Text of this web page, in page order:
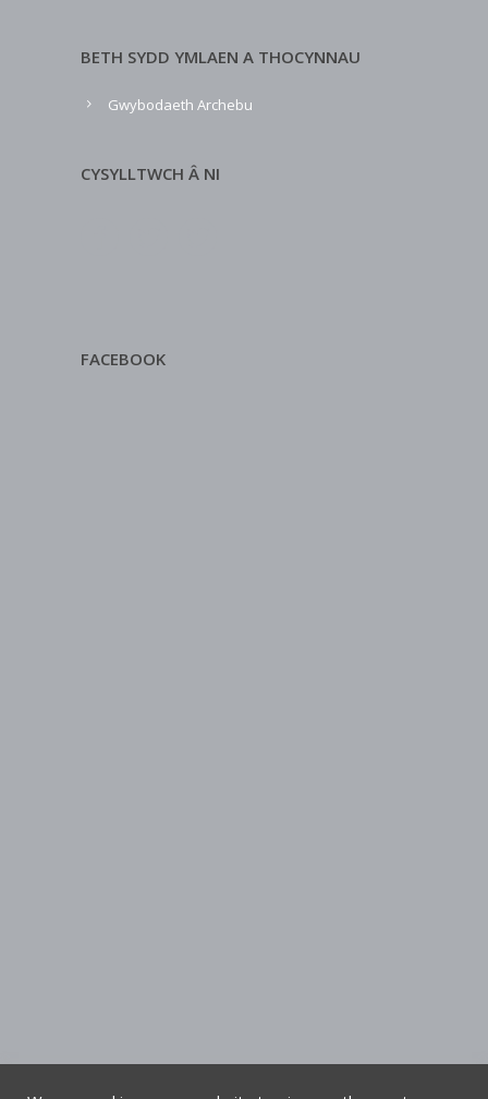
BETH SYDD YMLAEN A THOCYNNAU
Gwybodaeth Archebu
CYSYLLTWCH Â NI
FACEBOOK